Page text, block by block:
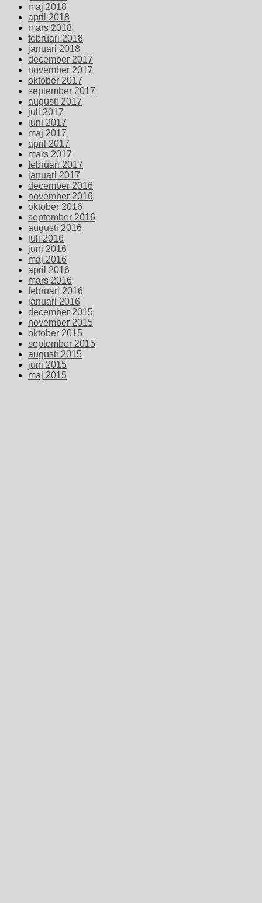
maj 2018
april 2018
mars 2018
februari 2018
januari 2018
december 2017
november 2017
oktober 2017
september 2017
augusti 2017
juli 2017
juni 2017
maj 2017
april 2017
mars 2017
februari 2017
januari 2017
december 2016
november 2016
oktober 2016
september 2016
augusti 2016
juli 2016
juni 2016
maj 2016
april 2016
mars 2016
februari 2016
januari 2016
december 2015
november 2015
oktober 2015
september 2015
augusti 2015
juni 2015
maj 2015